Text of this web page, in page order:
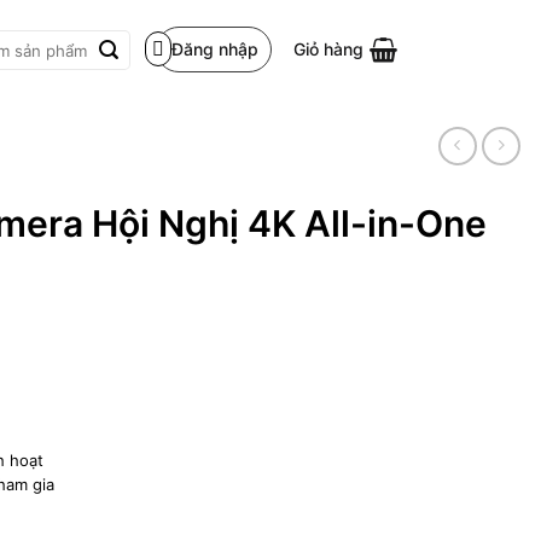
Đăng nhập Giỏ hàng
Hội Nghị 4K All-in-One
hoạt
gia